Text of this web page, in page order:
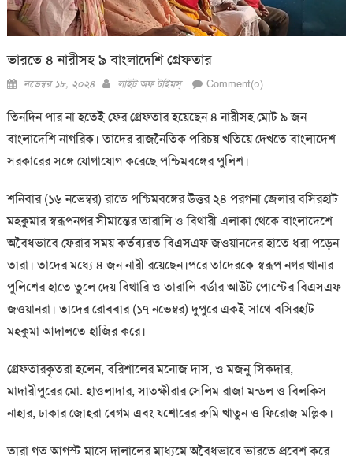
ভারতে ৪ নারীসহ ৯ বাংলাদেশি গ্রেফতার
Posted
নভেম্বর ১৮, ২০২৪ Author
লাইট অফ টাইমস্ Comment(০)
তিনদিন পার না হতেই ফের গ্রেফতার হয়েছেন ৪ নারীসহ মোট ৯ জন
বাংলাদেশি নাগরিক। তাদের রাজনৈতিক পরিচয় খতিয়ে দেখতে বাংলাদেশ
সরকারের সঙ্গে যোগাযোগ করেছে পশ্চিমবঙ্গের পুলিশ।
শনিবার (১৬ নভেম্বর) রাতে পশ্চিমবঙ্গের উত্তর ২৪ পরগনা জেলার বসিরহাট
মহকুমার স্বরূপনগর সীমান্তের তারালি ও বিথারী এলাকা থেকে বাংলাদেশে
অবৈধভাবে ফেরার সময় কর্তব্যরত বিএসএফ জওয়ানদের হাতে ধরা পড়েন
তারা। তাদের মধ্যে ৪ জন নারী রয়েছেন।পরে তাদেরকে স্বরূপ নগর থানার
পুলিশের হাতে তুলে দেয় বিথারি ও তারালি বর্ডার আউট পোস্টের বিএসএফ
জওয়ানরা। তাদের রোববার (১৭ নভেম্বর) দুপুরে একই সাথে বসিরহাট
মহকুমা আদালতে হাজির করে।
গ্রেফতারকৃতরা হলেন, বরিশালের মনোজ দাস, ও মজনু সিকদার,
মাদারীপুরের মো. হাওলাদার, সাতক্ষীরার সেলিম রাজা মন্ডল ও বিলকিস
নাহার, ঢাকার জোহরা বেগম এবং যশোরের রুমি খাতুন ও ফিরোজ মল্লিক।
তারা গত আগস্ট মাসে দালালের মাধ্যমে অবৈধভাবে ভারতে প্রবেশ করে